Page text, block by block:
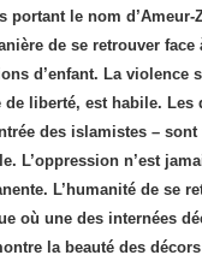
portant le nom
de se retrouver
d’enfant. La violence
liberté, est habile.
des islamistes –
L’oppression n’est
L’humanité de se
où une des internées
la beauté des